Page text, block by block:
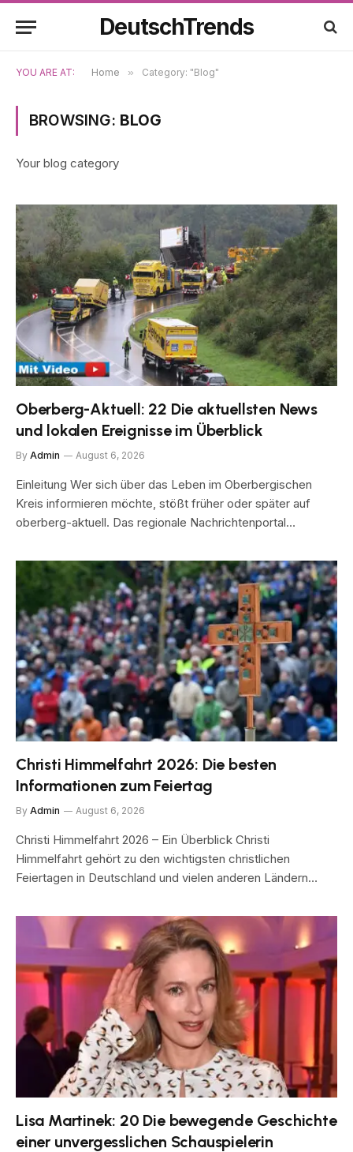
DeutschTrends
YOU ARE AT: Home » Category: "Blog"
BROWSING: BLOG
Your blog category
Oberberg-Aktuell: 22 Die aktuellsten News
und lokalen Ereignisse im Überblick
By Admin August 6, 2026
Einleitung Wer sich über das Leben im Oberbergischen
Kreis informieren möchte, stößt früher oder später auf
oberberg-aktuell. Das regionale Nachrichtenportal…
Christi Himmelfahrt 2026: Die besten
Informationen zum Feiertag
By Admin August 6, 2026
Christi Himmelfahrt 2026 – Ein Überblick Christi
Himmelfahrt gehört zu den wichtigsten christlichen
Feiertagen in Deutschland und vielen anderen Ländern…
Lisa Martinek: 20 Die bewegende Geschichte
einer unvergesslichen Schauspielerin